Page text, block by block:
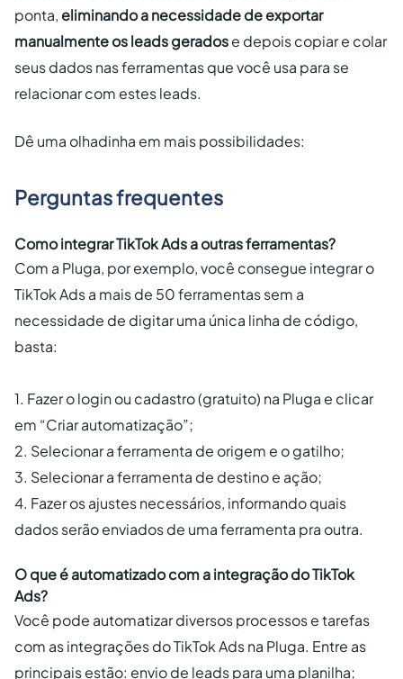
ponta, eliminando a necessidade de exportar
manualmente os leads geradose depois copiar e colar
seus dados nas ferramentas que você usa para se
relacionar com estes leads.
Dê uma olhadinha em mais possibilidades:
Perguntas frequentes
Como integrar TikTok Ads a outras ferramentas?
Com a Pluga, por exemplo, você consegue integrar o
TikTok Ads a mais de 50 ferramentas sem a
necessidade de digitar uma única linha de código,
basta:
1. Fazer o login ou cadastro (gratuito) na Pluga e clicar
em “Criar automatização”;
2. Selecionar a ferramenta de origem e o gatilho;
3. Selecionar a ferramenta de destino e ação;
4. Fazer os ajustes necessários, informando quais
dados serão enviados de uma ferramenta pra outra.
O que é automatizado com a integração do TikTok
Ads?
Você pode automatizar diversos processos e tarefas
com as integrações do TikTok Ads na Pluga. Entre as
principais estão: envio de leads para uma planilha;